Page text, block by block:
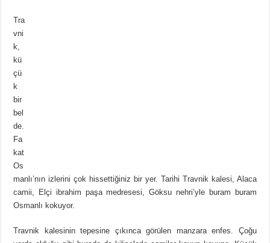
Tra
vni
k,
kü
çü
k
bir
bel
de.
Fa
kat
Os
manlı’nın izlerini çok hissettiğiniz bir yer. Tarihi Travnik kalesi, Alaca
camii, Elçi ibrahim paşa medresesi, Göksu nehri’yle buram buram
Osmanlı kokuyor.
Travnik kalesinin tepesine çıkınca görülen manzara enfes. Çoğu